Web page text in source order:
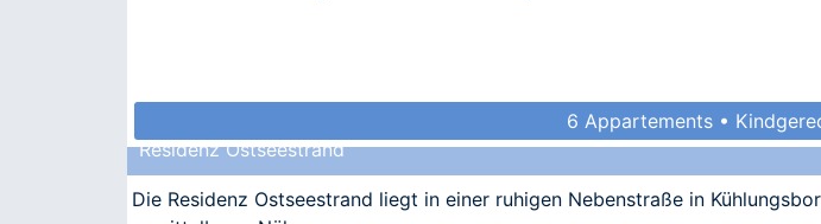
6 Appartements •
Residenz Ostseestrand
Die Residenz Ostseestrand liegt in einer ruhigen Nebenstraße in